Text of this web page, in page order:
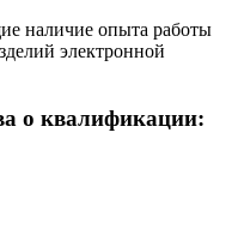
наличие опыта работы
электронной
о квалификации: